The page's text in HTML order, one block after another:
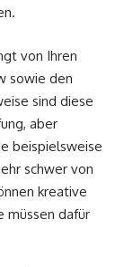
von Ihren
sowie den
sind diese
aber
beispielsweise
schwer von
kreative
müssen dafür